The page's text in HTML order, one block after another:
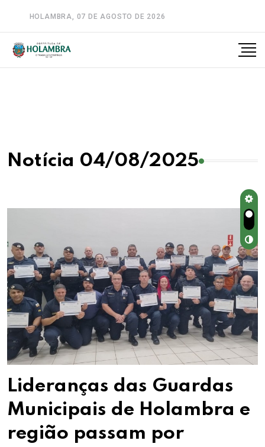
HOLAMBRA, 07 DE AGOSTO DE 2026
Notícia 04/08/2025
Lideranças das Guardas
Municipais de Holambra e
região passam por